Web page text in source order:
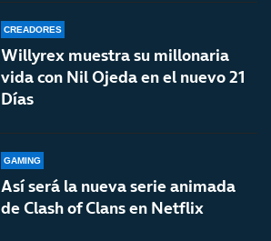
CREADORES
Willyrex muestra su millonaria
vida con Nil Ojeda en el nuevo 21
Días
GAMING
Así será la nueva serie animada
de Clash of Clans en Netflix